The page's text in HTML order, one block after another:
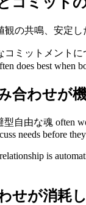
の共鳴、安定
ミットメントに
does best when
合わせが
自由な魂 often
needs before
is
せが消耗